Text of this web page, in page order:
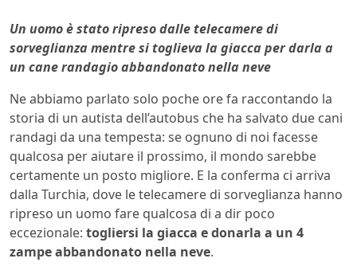
Un uomo è stato ripreso dalle telecamere di
sorveglianza mentre si toglieva la giacca per darla a
un cane randagio abbandonato nella neve
Ne abbiamo parlato solo poche ore fa raccontando la
storia di un autista dell’autobus che ha salvato due cani
randagi da una tempesta: se ognuno di noi facesse
qualcosa per aiutare il prossimo, il mondo sarebbe
certamente un posto migliore. E la conferma ci arriva
dalla Turchia, dove le telecamere di sorveglianza hanno
ripreso un uomo fare qualcosa di a dir poco
eccezionale: togliersi la giacca e donarla a un 4
zampe abbandonato nella neve.